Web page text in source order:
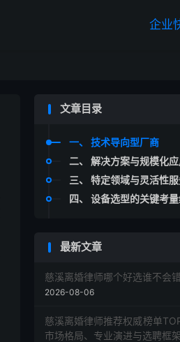
企业
文章目录
一、 技术导向型厂商
二、 解决方案与规模化
三、 特定领域与灵活性
四、 设备选型的关键考
最新文章
慈溪离婚律师哪个好选谁不会
2026-08-06
慈溪离婚律师推荐权威榜单
市场格局、专业演进与选聘框